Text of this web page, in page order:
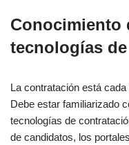
Conocimiento
tecnologías
La contratación está
Debe estar familiarizado
tecnologías de
de candidatos, los